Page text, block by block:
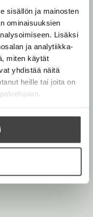
sisällön ja mainosten
ominaisuuksien
Lisäksi
ja analytiikka-
miten käytät
yhdistää näitä
heille tai joita on